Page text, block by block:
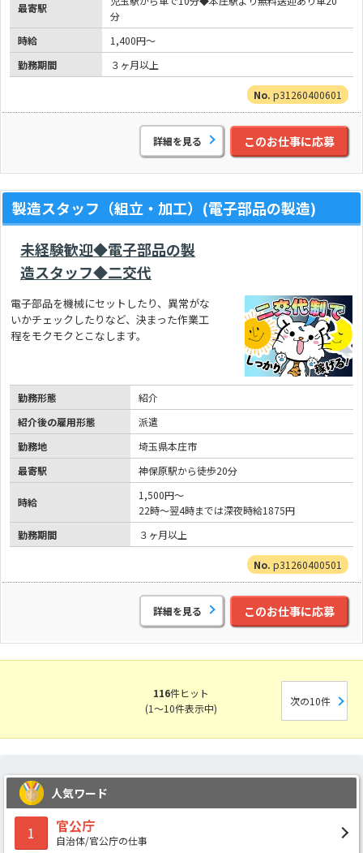
最寄駅
分
時給
1,400円～
勤務期間
３ヶ月以上
p31260400601
詳細を見る このお仕事に応募
製造スタッフ（組立・加工）(電子部品の製造)
未経験歓迎◆電子部品の製
造スタッフ◆二交代
電子部品を機械にセットしたり、異常がな
いかチェックしたりなど、決まった作業工
程をモクモクとこなします。
勤務形態
紹介
紹介後の雇用形態
派遣
勤務地
埼玉県本庄市
最寄駅
神保原駅から徒歩20分
時給
1,500円～
22時～翌4時までは深夜時給1875円
勤務期間
３ヶ月以上
p31260400501
詳細を見る このお仕事に応募
116件ヒット
(1～10件表示中)
次の10件
人気ワード
1 官公庁
自治体/官公庁の仕事